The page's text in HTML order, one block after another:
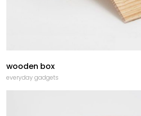
wooden box
everyday gadgets